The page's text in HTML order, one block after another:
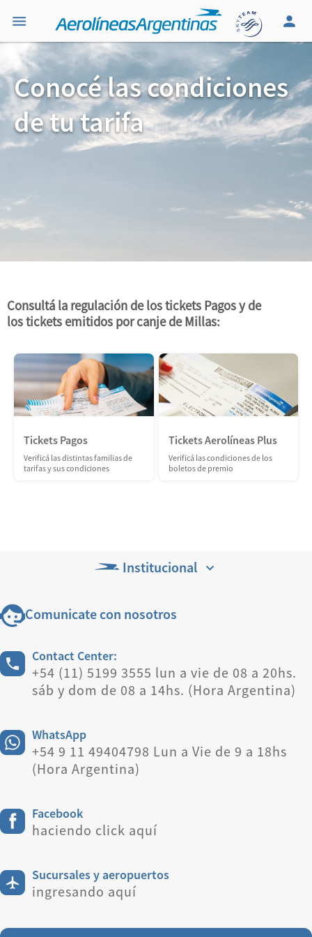
Conocé las condiciones
de tu tarifa
Consultá la regulación de los tickets Pagos y de
los tickets emitidos por canje de Millas:
Tickets Pagos
Verificá las distintas familias de
tarifas y sus condiciones
Tickets Aerolíneas Plus
Verificá las condiciones de los
boletos de premio
Institucional
Comunicate con nosotros
Contact Center:
+54 (11) 5199 3555 lun a vie de 08 a 20hs.
sáb y dom de 08 a 14hs. (Hora Argentina)
WhatsApp
+54 9 11 49404798 Lun a Vie de 9 a 18hs
(Hora Argentina)
Facebook
haciendo click aquí
Sucursales y aeropuertos
ingresando aquí